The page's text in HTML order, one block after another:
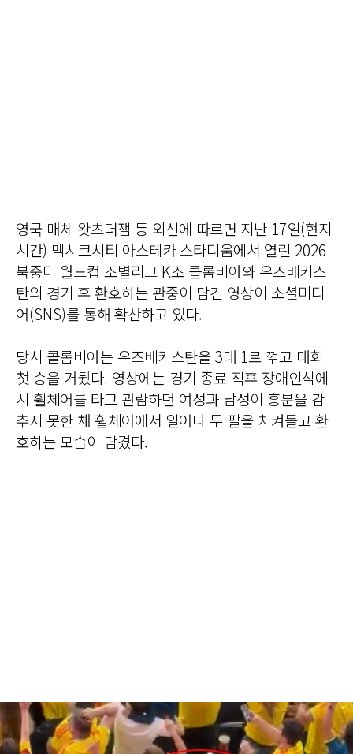
영국 매체 왓츠더잼 등 외신에 따르면 지난 17일(현지
시간) 멕시코시티 아스테카 스타디움에서 열린 2026
북중미 월드컵 조별리그 K조 콜롬비아와 우즈베키스
탄의 경기 후 환호하는 관중이 담긴 영상이 소셜미디
어(SNS)를 통해 확산하고 있다.
당시 콜롬비아는 우즈베키스탄을 3대 1로 꺾고 대회
첫 승을 거뒀다. 영상에는 경기 종료 직후 장애인석에
서 휠체어를 타고 관람하던 여성과 남성이 흥분을 감
추지 못한 채 휠체어에서 일어나 두 팔을 치켜들고 환
호하는 모습이 담겼다.